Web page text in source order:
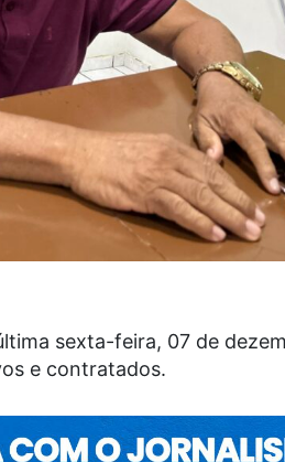
sexta-feira, 07 de
e contratados.